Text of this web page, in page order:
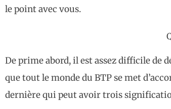
le point avec vous.
De prime abord, il est assez difficile de
que tout le monde du BTP se met
dernière qui peut avoir trois